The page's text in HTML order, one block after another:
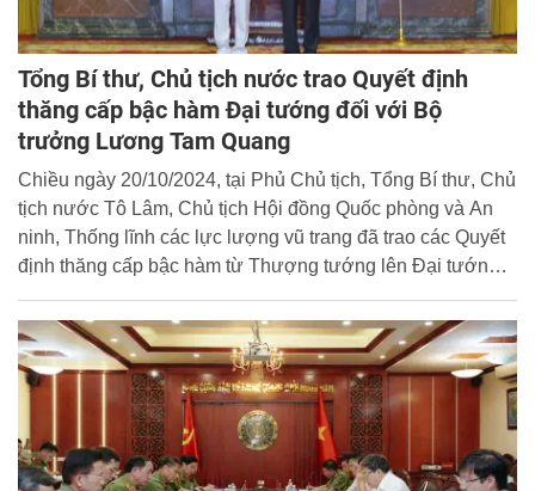
Tổng Bí thư, Chủ tịch nước trao Quyết định
thăng cấp bậc hàm Đại tướng đối với Bộ
trưởng Lương Tam Quang
Chiều ngày 20/10/2024, tại Phủ Chủ tịch, Tổng Bí thư, Chủ
tịch nước Tô Lâm, Chủ tịch Hội đồng Quốc phòng và An
ninh, Thống lĩnh các lực lượng vũ trang đã trao các Quyết
định thăng cấp bậc hàm từ Thượng tướng lên Đại tướng
Bí thư Đảng ủy Công an Trung ương, Bộ trưởng Bộ Công
an